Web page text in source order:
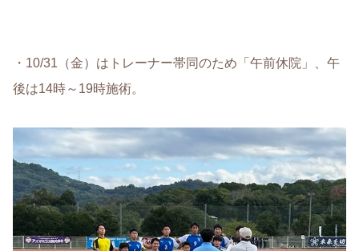
・10/31（金）はトレーナー帯同のため「午前休院」、午
後は14時～19時施術。